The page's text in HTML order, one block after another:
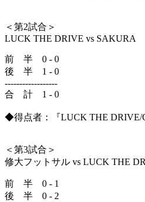
＜第2試合＞
LUCK THE DRIVE vs SAKURA
前 半 0 - 0
後 半 1 - 0
------------------
合 計 1 - 0
◆得点者：『LUCK THE
＜第3試合＞
修大フットサル vs LUCK THE
前 半 0 - 1
後 半 0 - 2